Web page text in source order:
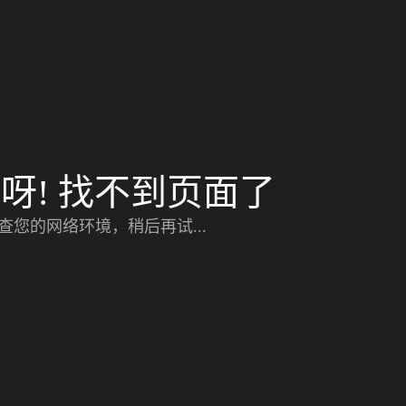
! 找不到页面了
您的网络环境，稍后再试...